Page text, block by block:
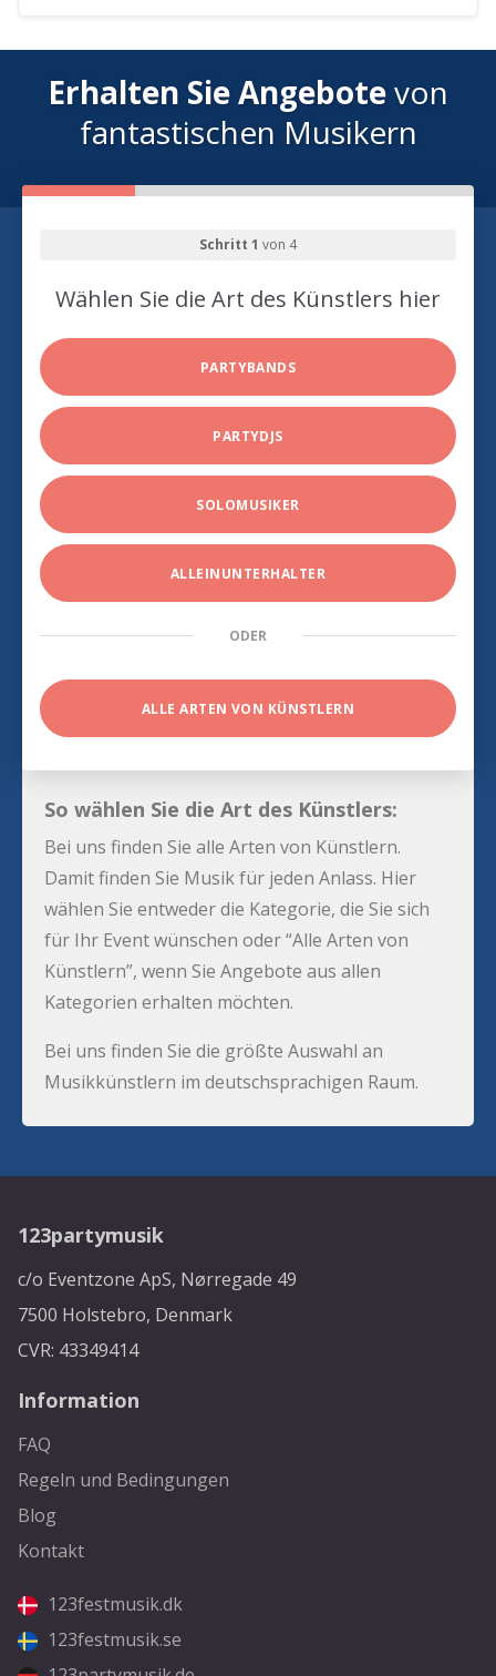
Erhalten Sie Angebotevon
fantastischen Musikern
Schritt 1 von 4
Wählen Sie die Art des Künstlers hier
PARTYBANDS
PARTYDJS
SOLOMUSIKER
ALLEINUNTERHALTER
ODER
ALLE ARTEN VON KÜNSTLERN
So wählen Sie die Art des Künstlers:
Bei uns finden Sie alle Arten von Künstlern.
Damit finden Sie Musik für jeden Anlass. Hier
wählen Sie entweder die Kategorie, die Sie sich
für Ihr Event wünschen oder “Alle Arten von
Künstlern”, wenn Sie Angebote aus allen
Kategorien erhalten möchten.
Bei uns finden Sie die größte Auswahl an
Musikkünstlern im deutschsprachigen Raum.
123partymusik
c/o Eventzone ApS, Nørregade 49
7500 Holstebro, Denmark
CVR: 43349414
Information
FAQ
Regeln und Bedingungen
Blog
Kontakt
123festmusik.dk
123festmusik.se